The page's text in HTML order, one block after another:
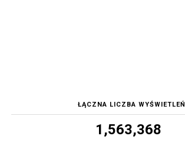
ŁĄCZNA LICZBA WYŚWIETLEŃ
1,563,368